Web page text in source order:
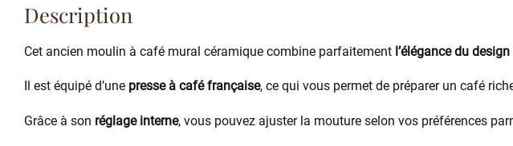
Description
Cet ancien moulin à café mural céramique combine parfaitement l’élégance du design
Il est équipé d’une presse à café française, ce qui vous permet de préparer un café
Grâce à son réglage interne, vous pouvez ajuster la mouture selon vos préférences